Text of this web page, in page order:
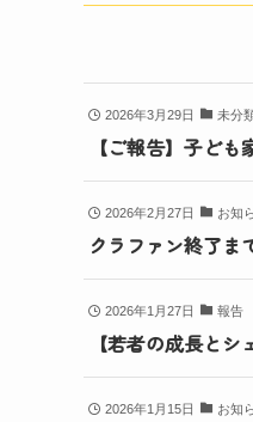
2026年3月29日 未分
【ご報告】子ど
2026年2月27日 お知
クラファン終了ま
2026年1月27日 報告
【若者の成長とシ
2026年1月15日 お知